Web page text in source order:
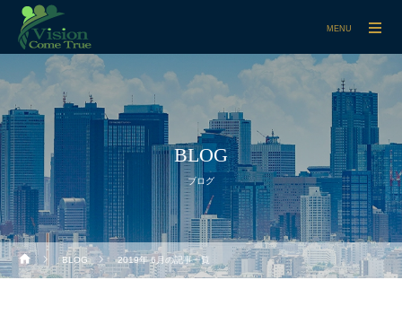
BLOG
ブログ
BLOG 2019年 6月の記事一覧
MENU